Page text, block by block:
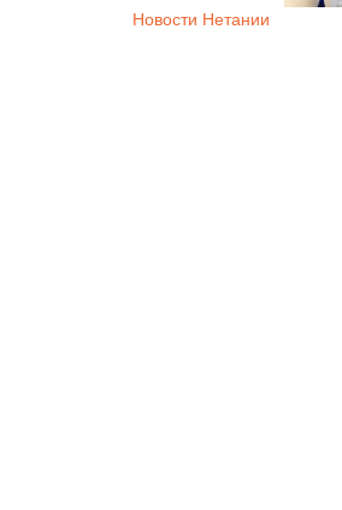
Новости Нетании